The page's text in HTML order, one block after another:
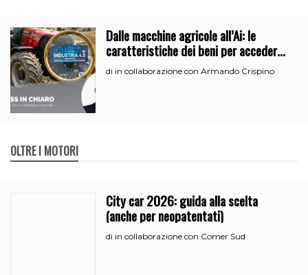
Dalle macchine agricole all’Ai: le
caratteristiche dei beni per accedere
all’iperammortamento
di in collaborazione con Armando Crispino
OLTRE I MOTORI
City car 2026: guida alla scelta
(anche per neopatentati)
di in collaborazione con Comer Sud